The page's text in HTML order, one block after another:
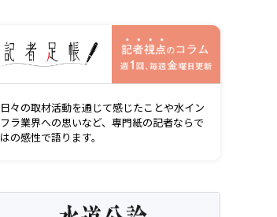
日々の取材活動を通じて感じたことや水イン
フラ業界への思いなど、専門紙の記者ならで
はの感性で語ります。